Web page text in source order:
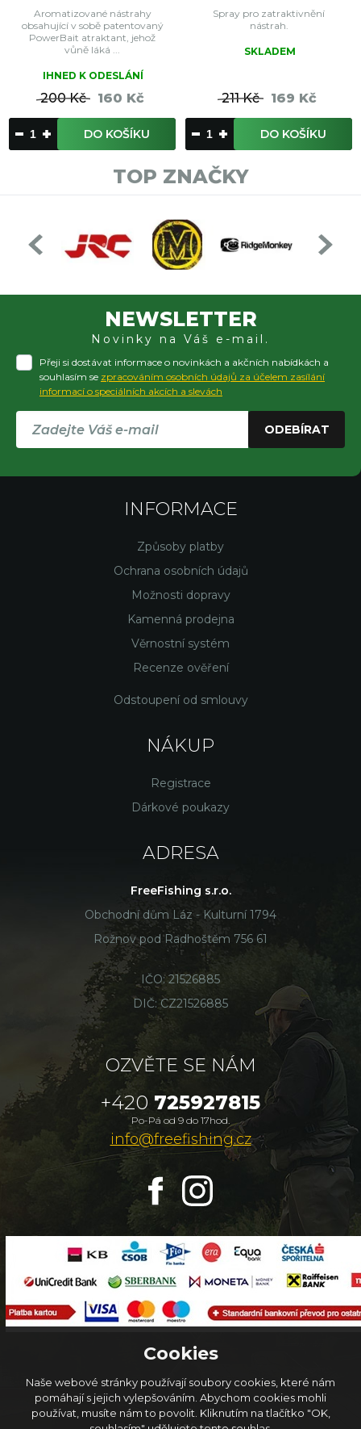
Aromatizované nástrahy
obsahující v sobě patentovaný
PowerBait atraktant, jehož
vůně láká ...
IHNED K ODESLÁNÍ
200 Kč 160 Kč
DO KOŠÍKU
Spray pro zatraktivnění
nástrah.
SKLADEM
211 Kč 169 Kč
DO KOŠÍKU
TOP ZNAČKY
NEWSLETTER
Novinky na Váš e-mail.
Přeji si dostávat informace o novinkách a akčních nabídkách a
souhlasím se zpracováním osobních údajů za účelem zasílání
informací o speciálních akcích a slevách
ODEBÍRAT
INFORMACE
Způsoby platby
Ochrana osobních údajů
Možnosti dopravy
Kamenná prodejna
Věrnostní systém
Recenze ověření
Odstoupení od smlouvy
NÁKUP
Registrace
Dárkové poukazy
ADRESA
FreeFishing s.r.o.
Obchodní dům Láz - Kulturní 1794
Rožnov pod Radhoštěm 756 61
IČO: 21526885
DIČ: CZ21526885
OZVĚTE SE NÁM
+420 725927815
Po-Pá od 9 do 17hod.
info@freefishing.cz
Cookies
Naše webové stránky používají soubory cookies, které nám
pomáhají s jejich vylepšováním. Abychom cookies mohli
používat, musíte nám to povolit. Kliknutím na tlačítko "OK,